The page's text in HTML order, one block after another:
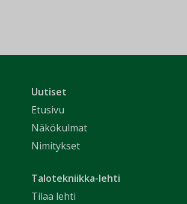
Uutiset
Etusivu
Näkökulmat
Nimitykset
Talotekniikka-lehti
Tilaa lehti